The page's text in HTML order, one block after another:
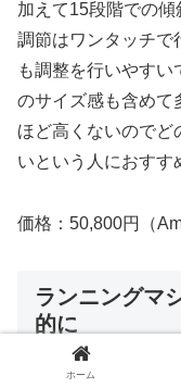
加えて15段階での
調節はワンタッチで
も調整を行いやす
のサイズ感も含めて
ほど高くないのでど
いという人におすす
価格：50,800円（
ランニングマ
的に
ホーム